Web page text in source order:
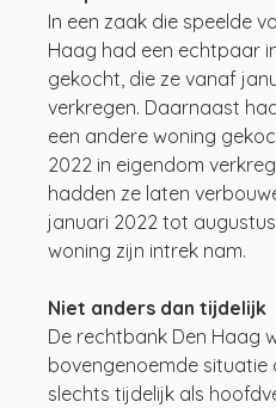
In een zaak die speelde
Haag had een echtpaar
gekocht, die ze vanaf
verkregen. Daarnaast
een andere woning
2022 in eigendom
hadden ze laten
januari 2022 tot
woning zijn intrek nam.
Niet anders dan tijdelijk
De rechtbank Den Haag
bovengenoemde situatie
slechts tijdelijk als